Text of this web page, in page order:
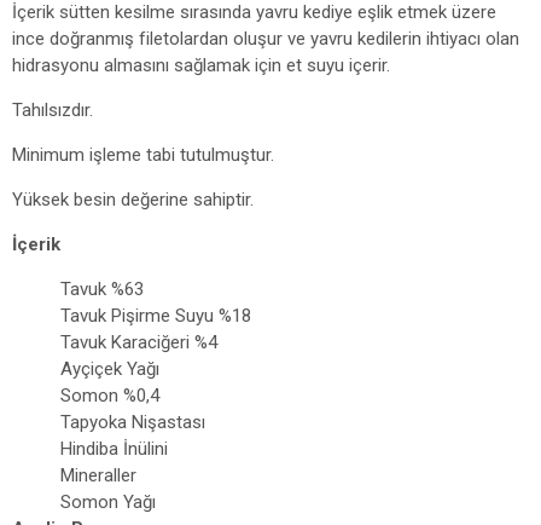
İçerik sütten kesilme sırasında yavru kediye eşlik etmek üzere
ince doğranmış filetolardan oluşur ve yavru kedilerin ihtiyacı olan
hidrasyonu almasını sağlamak için et suyu içerir.
Tahılsızdır.
Minimum işleme tabi tutulmuştur.
Yüksek besin değerine sahiptir.
İçerik
Tavuk %63
Tavuk Pişirme Suyu %18
Tavuk Karaciğeri %4
Ayçiçek Yağı
Somon %0,4
Tapyoka Nişastası
Hindiba İnülini
Mineraller
Somon Yağı